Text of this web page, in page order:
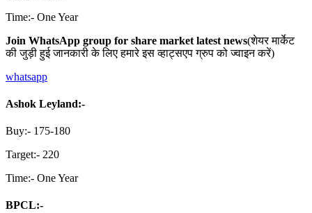
Time:- One Year
Join WhatsApp group for share market latest news(शेयर मार्केट
की जुड़ी हुई जानकारी के लिए हमारे इस व्हाट्सएप ग्रुप को ज्वाइन करें)
whatsapp
Ashok Leyland:-
Buy:- 175-180
Target:- 220
Time:- One Year
BPCL:-